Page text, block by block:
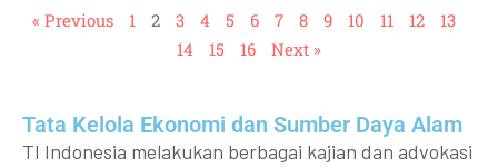
« Previous 1 2 3 4 5 6 7 8 9 10 11 12
13
14
15 16 Next »
Tata Kelola Ekonomi dan Sumber Daya Alam
TI Indonesia melakukan berbagai kajian dan advokasi